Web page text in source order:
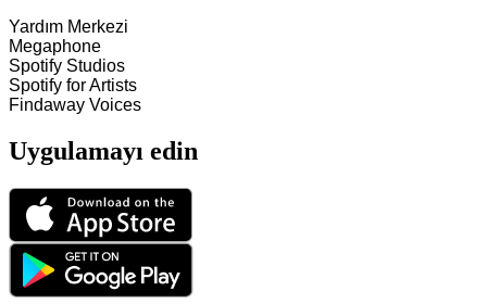
Yardım Merkezi
Megaphone
Spotify Studios
Spotify for Artists
Findaway Voices
Uygulamayı edin